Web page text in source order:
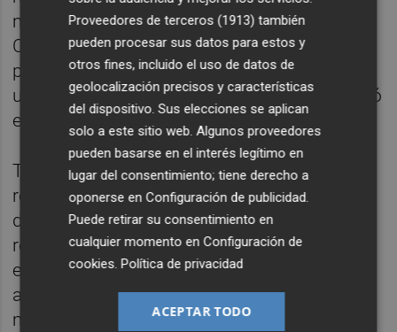
minutos más tarde, un testarazo de Michela
Cambiaghi permitió a las transalpinas
ponerse por delante (min.57); ya en el 64, en
un saque de esquina, Elena Linari materializó
el tercero para las de Andrea Soncin.
Tere Abelleira respondió con un chut que
repelió el larguero, y, solo unos minutos
después, asistió a Esther González para
recortar distancias y abrir la puerta a la
esperanza (min.76). Cata Coll todavía
apareció para desbaratar un disparo desde
media distancia de Galli.
Proveedores de terceros (1913) también
pueden procesar sus datos para estos y
otros fines, incluido el uso de datos de
geolocalización precisos y características
del dispositivo. Sus elecciones se aplican
solo a este sitio web. Algunos proveedores
pueden basarse en el interés legítimo en
lugar del consentimiento; tiene derecho a
oponerse enConfiguración de publicidad.
Puede retirar su consentimiento en
cualquier momento enConfiguración de
cookies.Política de privacidad
ACEPTAR TODO